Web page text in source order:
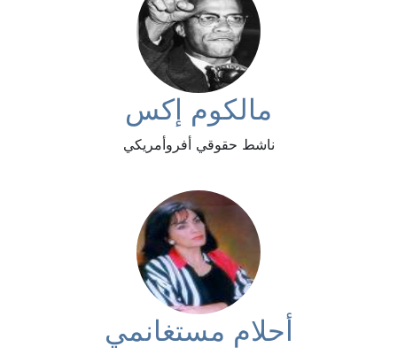
مالكوم إكس
ناشط حقوقي أفروأمريكي
أحلام مستغانمي